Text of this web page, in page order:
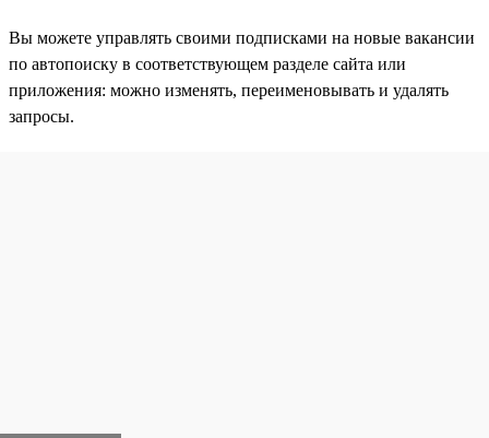
Вы можете управлять своими подписками на новые вакансии
по автопоиску в соответствующем разделе сайта или
приложения: можно изменять, переименовывать и удалять
запросы.